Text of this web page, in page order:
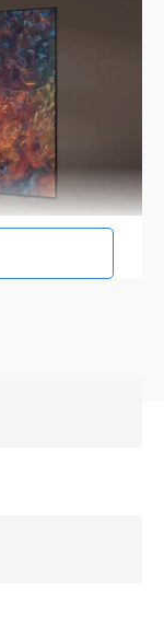
giải 4K
thuần khiết
năng kiểm soát